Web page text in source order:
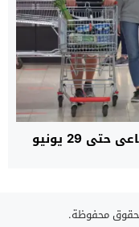
29 يونيو